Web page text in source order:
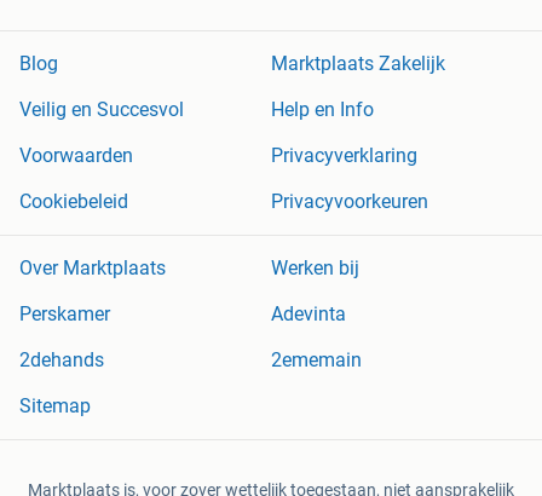
Blog
Marktplaats Zakelijk
Veilig en Succesvol
Help en Info
Voorwaarden
Privacyverklaring
Cookiebeleid
Privacyvoorkeuren
Over Marktplaats
Werken bij
Perskamer
Adevinta
2dehands
2ememain
Sitemap
Marktplaats is, voor zover wettelijk toegestaan, niet aansprakelijk